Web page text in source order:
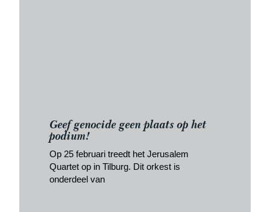
Geef genocide geen plaats op het
podium!
Op 25 februari treedt het Jerusalem
Quartet op in Tilburg. Dit orkest is
onderdeel van